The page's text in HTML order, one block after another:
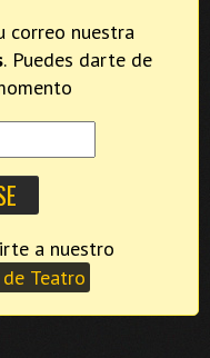
correo nuestra
. Puedes darte de
Teatro